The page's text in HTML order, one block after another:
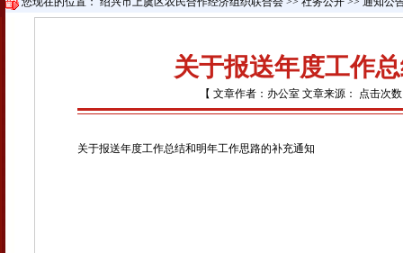
关于报送年度工作
【 文章作者：办公室 文章来源： 点击
关于报送年度工作总结和明年工作思路的补充通知